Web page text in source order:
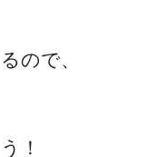
ので、
！